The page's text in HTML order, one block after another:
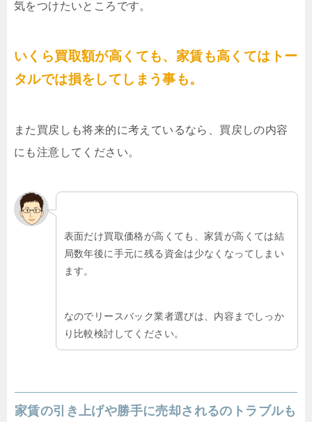
気をつけたいところです。
いくら買取額が高くても、家賃も高くてはトー
タルでは損をしてしまう事も。
また買戻しも将来的に考えているなら、買戻しの内容
にも注意してください。
表面だけ買取価格が高くても、家賃が高くては結
局数年後に手元に残る資金は少なくなってしまい
ます。
なのでリースバック業者選びは、内容までしっか
り比較検討してください。
家賃の引き上げや勝手に売却されるのトラブルも